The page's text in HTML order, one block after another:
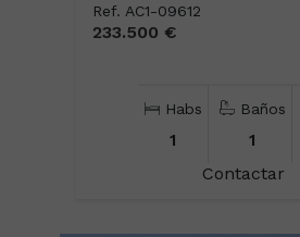
Ref. AC1-09612
233.500 €
Habs
1
Baños
1
Contactar